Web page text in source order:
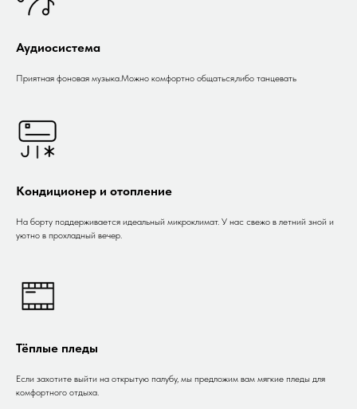
Аудиосистема
Приятная фоновая музыка.Можно комфортно общаться,либо танцевать
Кондиционер и отопление
На борту поддерживается идеальный микроклимат. У нас свежо в летний зной и
уютно в прохладный вечер.
Тёплые пледы
Если захотите выйти на открытую палубу, мы предложим вам мягкие пледы для
комфортного отдыха.